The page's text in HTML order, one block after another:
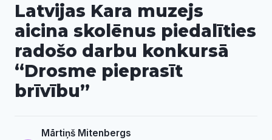
Latvijas Kara muzejs
aicina skolēnus piedalīties
radošo darbu konkursā
“Drosme pieprasīt
brīvību”
Mārtiņš Mitenbergs